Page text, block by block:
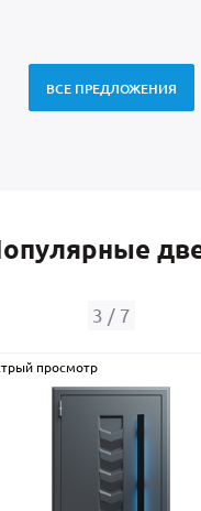
ВСЕ ПРЕДЛОЖЕНИЯ
3 / 7
просмотр